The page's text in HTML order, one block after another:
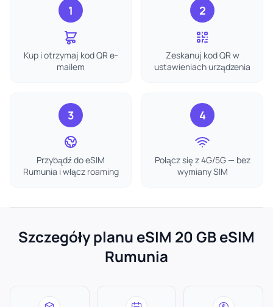
1
Kup i otrzymaj kod QR e-
mailem
2
Zeskanuj kod QR w
ustawieniach urządzenia
3
Przybądź do eSIM
Rumunia i włącz roaming
4
Połącz się z 4G/5G — bez
wymiany SIM
Szczegóły planu eSIM 20 GB eSIM
Rumunia